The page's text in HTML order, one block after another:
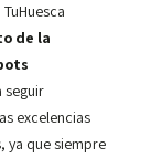
de la
seguir
excelencias
ya que siempre